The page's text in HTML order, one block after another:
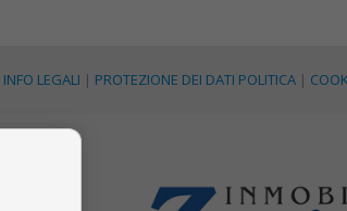
INFO LEGALI | PROTEZIONE DEI DATI POLITICA |